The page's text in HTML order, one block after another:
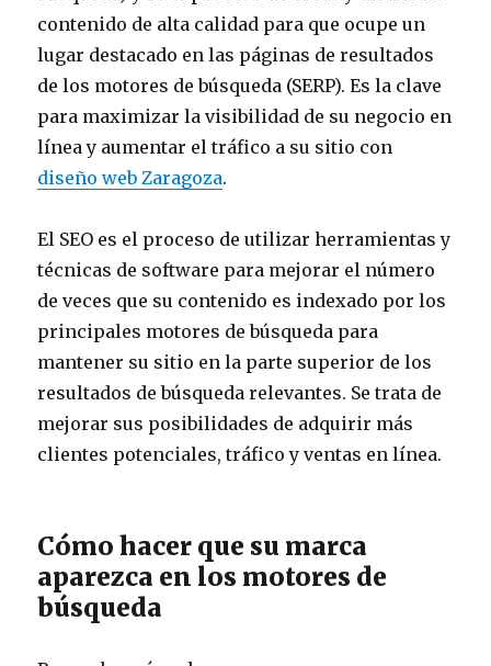
contenido de alta calidad para que ocupe un
lugar destacado en las páginas de resultados
de los motores de búsqueda (SERP). Es la clave
para maximizar la visibilidad de su negocio en
línea y aumentar el tráfico a su sitio con
diseño web Zaragoza.
El SEO es el proceso de utilizar herramientas y
técnicas de software para mejorar el número
de veces que su contenido es indexado por los
principales motores de búsqueda para
mantener su sitio en la parte superior de los
resultados de búsqueda relevantes. Se trata de
mejorar sus posibilidades de adquirir más
clientes potenciales, tráfico y ventas en línea.
Cómo hacer que su marca
aparezca en los motores de
búsqueda